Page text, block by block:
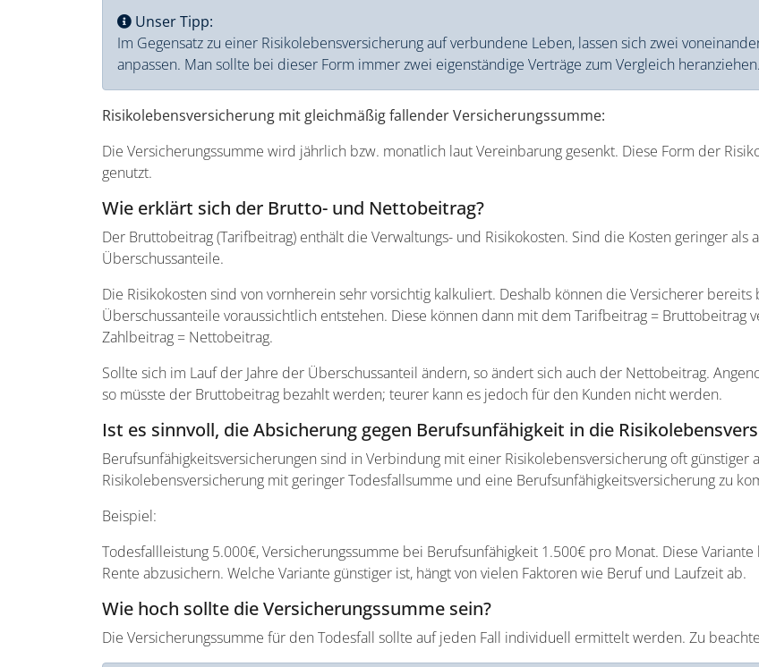
Unser Tipp:
Im Gegensatz zu einer Risikolebensversicherung auf verbundene Leben, lassen sich zwei
anpassen. Man sollte bei dieser Form immer zwei eigenständige Verträge zum Vergleich heranziehen.
Risikolebensversicherung mit gleichmäßig fallender Versicherungssumme:
Die Versicherungssumme wird jährlich bzw. monatlich laut Vereinbarung gesenkt. Diese Form der
genutzt.
Wie erklärt sich der Brutto- und Nettobeitrag?
Der Bruttobeitrag (Tarifbeitrag) enthält die Verwaltungs- und Risikokosten. Sind die Kosten geringer als
Überschussanteile.
Die Risikokosten sind von vornherein sehr vorsichtig kalkuliert. Deshalb können die Versicherer bereits
Überschussanteile voraussichtlich entstehen. Diese können dann mit dem Tarifbeitrag =
Zahlbeitrag = Nettobeitrag.
Sollte sich im Lauf der Jahre der Überschussanteil ändern, so ändert sich auch der Nettobeitrag.
so müsste der Bruttobeitrag bezahlt werden; teurer kann es jedoch für den Kunden nicht werden.
Ist es sinnvoll, die Absicherung gegen Berufsunfähigkeit in die
Berufsunfähigkeitsversicherungen sind in Verbindung mit einer Risikolebensversicherung oft günstiger
Risikolebensversicherung mit geringer Todesfallsumme und eine Berufsunfähigkeitsversicherung zu
Beispiel:
Todesfallleistung 5.000€, Versicherungssumme bei Berufsunfähigkeit 1.500€ pro Monat. Diese
Rente abzusichern. Welche Variante günstiger ist, hängt von vielen Faktoren wie Beruf und Laufzeit ab.
Wie hoch sollte die Versicherungssumme sein?
Die Versicherungssumme für den Todesfall sollte auf jeden Fall individuell ermittelt werden. Zu